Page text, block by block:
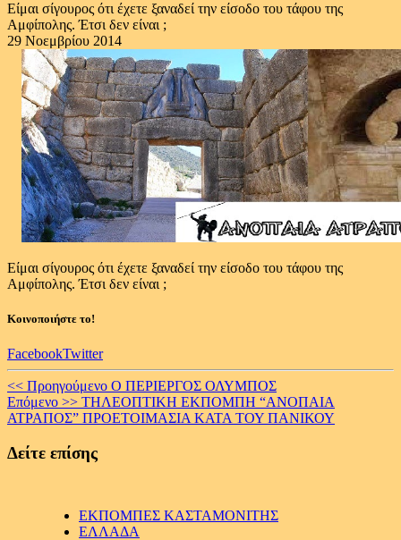
Είμαι σίγουρος ότι έχετε ξαναδεί την είσοδο του τάφου της
Αμφίπολης. Έτσι δεν είναι ;
29 Νοεμβρίου 2014
Είμαι σίγουρος ότι έχετε ξαναδεί την είσοδο του τάφου της
Αμφίπολης. Έτσι δεν είναι ;
Κοινοποιήστε το!
FacebookTwitter
Continue
Reading
<< Προηγούμενο Ο ΠΕΡΙΕΡΓΟΣ ΟΛΥΜΠΟΣ
Επόμενο >> ΤΗΛΕΟΠΤΙΚΗ ΕΚΠΟΜΠΗ “ΑΝΟΠΑΙΑ
ΑΤΡΑΠΟΣ” ΠΡΟΕΤΟΙΜΑΣΙΑ ΚΑΤΑ ΤΟΥ ΠΑΝΙΚΟΥ
Δείτε επίσης
ΕΚΠΟΜΠΕΣ ΚΑΣΤΑΜΟΝΙΤΗΣ
ΕΛΛΑΔΑ